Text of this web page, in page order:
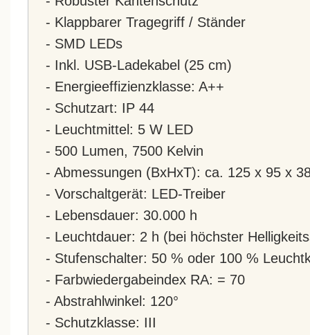
- Klappbarer Tragegriff / Ständer
- SMD LEDs
- Inkl. USB-Ladekabel (25 cm)
- Energieeffizienzklasse: A++
- Schutzart: IP 44
- Leuchtmittel: 5 W LED
- 500 Lumen, 7500 Kelvin
- Abmessungen (BxHxT): ca. 125 x 95 x
- Vorschaltgerät: LED-Treiber
- Lebensdauer: 30.000 h
- Leuchtdauer: 2 h (bei höchster
- Stufenschalter: 50 % oder 100 %
- Farbwiedergabeindex RA: = 70
- Abstrahlwinkel: 120°
- Schutzklasse: III